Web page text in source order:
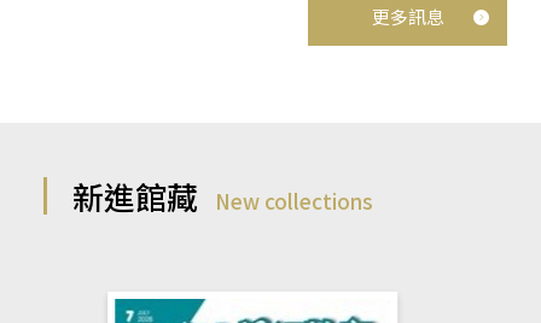
更多訊息
新進館藏 New collections